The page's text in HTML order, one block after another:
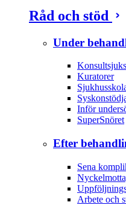
Råd och stöd
Under
Kuratorer
Inför
SuperSnöret
Efter
Sena
Arbete och